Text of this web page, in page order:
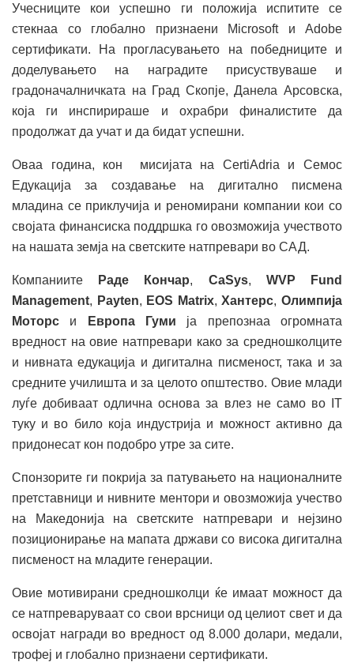
Учесниците кои успешно ги положија испитите се
стекнаа со глобално признаени Microsoft и Adobe
сертификати. На прогласувањето на победниците и
доделувањето на наградите присуствуваше и
градоначалничката на Град Скопје, Данела Арсовска,
која ги инспирираше и охрабри финалистите да
продолжат да учат и да бидат успешни.
Оваа година, кон мисијата на CertiAdria и Семос
Едукација за создавање на дигитално писмена
младина се приклучија и реномирани компании кои со
својата финансиска поддршка го овозможија учеството
на нашата земја на светските натпревари во САД.
Компаниите Раде Кончар, CaSys, WVP Fund
Management, Payten, EOS Matrix,Хантерс,Олимпија
Моторс и Европа Гуми ја препознаа огромната
вредност на овие натпревари како за средношколците
и нивната едукација и дигитална писменост, така и за
средните училишта и за целото општество. Овие млади
луѓе добиваат одлична основа за влез не само во IT
туку и во било која индустрија и можност активно да
придонесат кон подобро утре за сите.
Спонзорите ги покрија за патувањето на националните
претставници и нивните ментори и овозможија учество
на Македонија на светските натпревари и нејзино
позиционирање на мапата држави со висока дигитална
писменост на младите генерации.
Овие мотивирани средношколци ќе имаат можност да
се натпреваруваат со свои врсници од целиот свет и да
освојат награди во вредност од 8.000 долари, медали,
трофеј и глобално признаени сертификати.